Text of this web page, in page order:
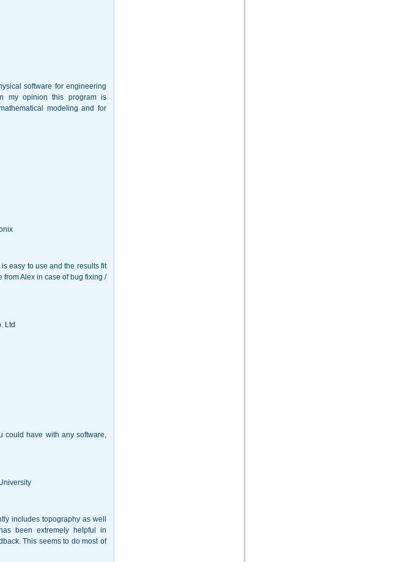
software for engineering
my opinion this program is
modeling and for
easy to use and the results fit
Alex in case of bug fixing /
Ltd
could have with any software,
includes topography as well
been extremely helpful in
This seems to do most of